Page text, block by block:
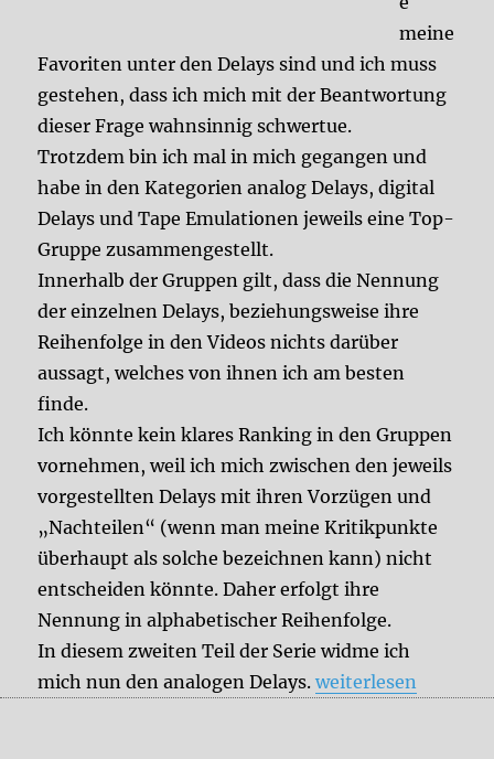
meine
Favoriten unter den Delays sind und ich muss
gestehen, dass ich mich mit der Beantwortung
dieser Frage wahnsinnig schwertue.
Trotzdem bin ich mal in mich gegangen und
habe in den Kategorien analog Delays, digital
Delays und Tape Emulationen jeweils eine Top-
Gruppe zusammengestellt.
Innerhalb der Gruppen gilt, dass die Nennung
der einzelnen Delays, beziehungsweise ihre
Reihenfolge in den Videos nichts darüber
aussagt, welches von ihnen ich am besten
finde.
Ich könnte kein klares Ranking in den Gruppen
vornehmen, weil ich mich zwischen den jeweils
vorgestellten Delays mit ihren Vorzügen und
„Nachteilen“ (wenn man meine Kritikpunkte
überhaupt als solche bezeichnen kann) nicht
entscheiden könnte. Daher erfolgt ihre
Nennung in alphabetischer Reihenfolge.
In diesem zweiten Teil der Serie widme ich
mich nun den analogen Delays.„Meine liebsten
weiterlesen